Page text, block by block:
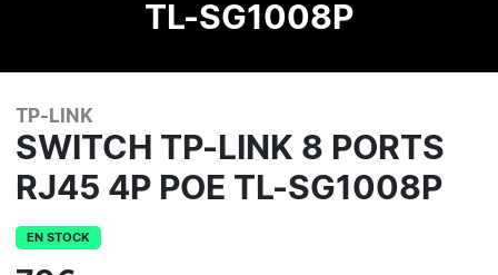
TL-SG1008P
TP-LINK
SWITCH TP-LINK 8 PORTS
RJ45 4P POE TL-SG1008P
EN STOCK